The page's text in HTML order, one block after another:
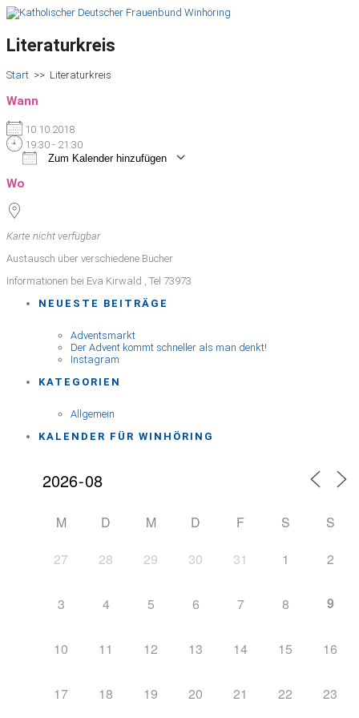
Literaturkreis
Start >> Literaturkreis
Wann
10.10.2018
19:30 - 21:30
Zum Kalender hinzufügen
Wo
Karte nicht verfügbar
Austausch über verschiedene Bücher
Informationen bei Eva Kirwald , Tel 73973
NEUESTE BEITRÄGE
Adventsmarkt
Der Advent kommt schneller als man denkt!
Instagram
KATEGORIEN
Allgemein
KALENDER FÜR WINHÖRING
M D M D F S
S
27
28 29 30 31 1 2
3 4 5 6 7 8 9
10 11 12 13 14 15 16
17 18 19 20 21 22 23